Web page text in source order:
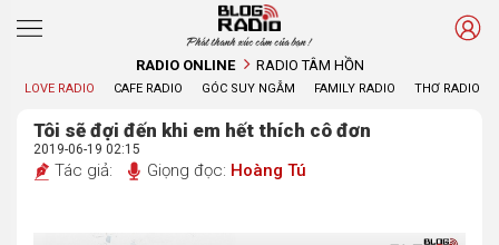
Phát thanh xúc cảm của bạn !
RADIO ONLINE RADIO TÂM HỒN
LOVE RADIO CAFE RADIO GÓC SUY NGẪM FAMILY RADIO THƠ RADIO
Tôi sẽ đợi đến khi em hết thích cô đơn
2019-06-19 02:15
Tác giả: Giọng đọc: Hoàng Tú